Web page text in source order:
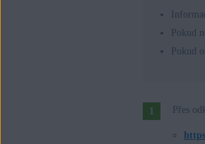
Pokud
Pokud
Přes